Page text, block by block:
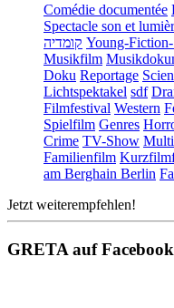
Comédie documentée
Spectacle son et
קומדיה Young-
Musikfilm
Doku Reportage
Lichtspektakel sdf
Filmfestival Western
Spielfilm Genres
Crime TV-Show
Familienfilm
am Berghain Berlin
Jetzt weiterempfehlen!
GRETA auf Facebook